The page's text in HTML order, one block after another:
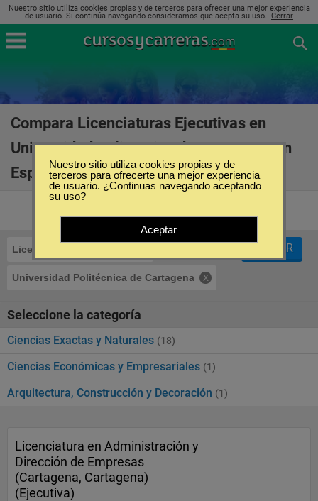
Nuestro sitio utiliza cookies propias y de terceros para ofrecer una mejor experiencia
de usuario. Si continúa navegando consideramos que acepta su uso.. Cerrar
Compara Licenciaturas Ejecutivas en
Universidad Politécnica de Cartagena en
España
(20)
Licenciaturas Ejecutivas
Universidad Politécnica de Cartagena
FILTRAR
Seleccione la categoría
Ciencias Exactas y Naturales (18)
Ciencias Económicas y Empresariales (1)
Arquitectura, Construcción y Decoración (1)
Licenciatura en Administración y
Dirección de Empresas
(Cartagena, Cartagena)
(Ejecutiva)
Nuestro sitio utiliza cookies propias y de
terceros para ofrecerte una mejor experiencia
de usuario. ¿Continuas navegando aceptando
su uso?
Aceptar